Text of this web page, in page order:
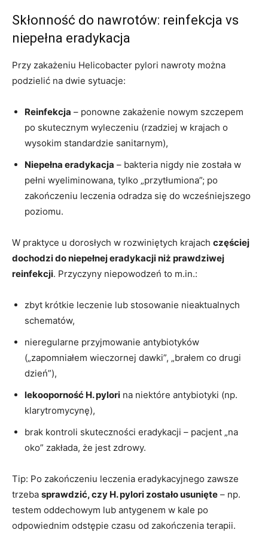
Skłonność do nawrotów: reinfekcja vs
niepełna eradykacja
Przy zakażeniu Helicobacter pylori nawroty można
podzielić na dwie sytuacje:
Reinfekcja – ponowne zakażenie nowym szczepem
po skutecznym wyleczeniu (rzadziej w krajach o
wysokim standardzie sanitarnym),
Niepełna eradykacja – bakteria nigdy nie została w
pełni wyeliminowana, tylko „przytłumiona”; po
zakończeniu leczenia odradza się do wcześniejszego
poziomu.
W praktyce u dorosłych w rozwiniętych krajach częściej
dochodzi do niepełnej eradykacji niż prawdziwej
reinfekcji. Przyczyny niepowodzeń to m.in.:
zbyt krótkie leczenie lub stosowanie nieaktualnych
schematów,
nieregularne przyjmowanie antybiotyków
(„zapomniałem wieczornej dawki”, „brałem co drugi
dzień”),
lekooporność H. pylori na niektóre antybiotyki (np.
klarytromycynę),
brak kontroli skuteczności eradykacji – pacjent „na
oko” zakłada, że jest zdrowy.
Tip: Po zakończeniu leczenia eradykacyjnego zawsze
trzeba sprawdzić, czy H. pylori zostało usunięte – np.
testem oddechowym lub antygenem w kale po
odpowiednim odstępie czasu od zakończenia terapii.